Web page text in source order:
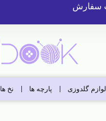
لوازم گلدوزی پارچه ها نخ ها